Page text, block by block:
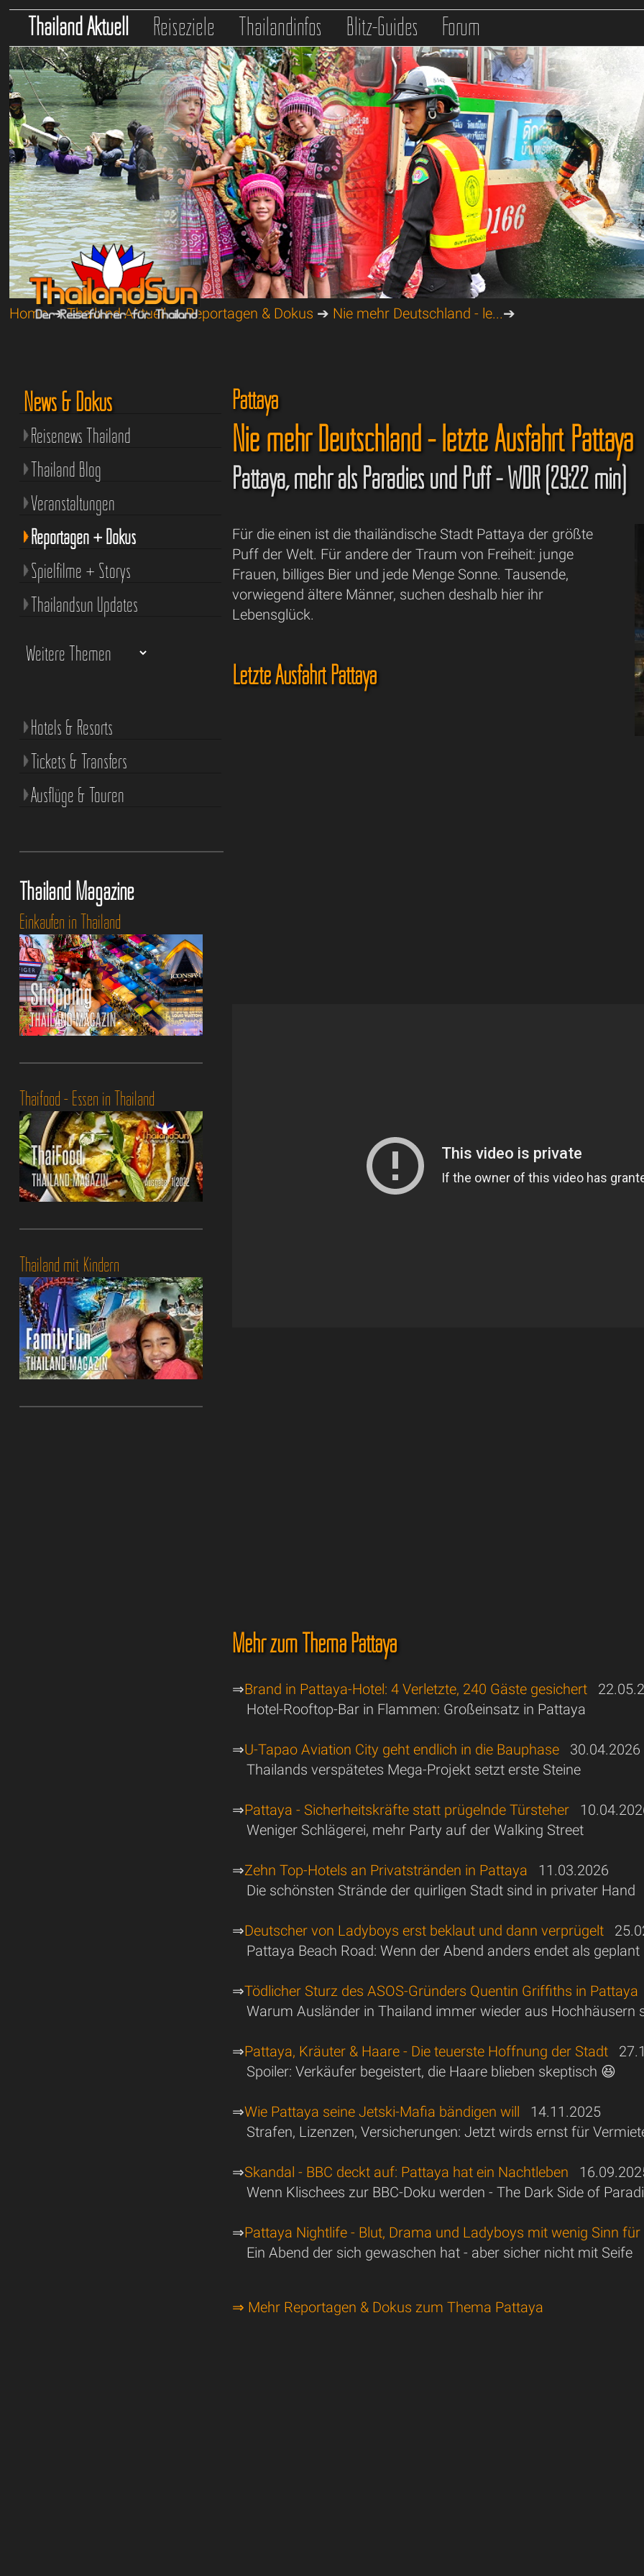
Thailand Aktuell Reiseziele Thailandinfos Blitz-Guides Forum
Home➔Thailand Aktuell➔Reportagen & Dokus ➔ Nie mehr Deutschland - le...➔
Pattaya
Nie mehr Deutschland - letzte Ausfahrt Pattaya
Pattaya, mehr als Paradies und Puff - WDR (29:22 min)
Für die einen ist die thailändische Stadt Pattaya der größte
Puff der Welt. Für andere der Traum von Freiheit: junge
Frauen, billiges Bier und jede Menge Sonne. Tausende,
vorwiegend ältere Männer, suchen deshalb hier ihr
Lebensglück.
Letzte Ausfahrt Pattaya
Mehr zum Thema Pattaya
⇒Brand in Pattaya-Hotel: 4 Verletzte, 240 Gäste gesichert
Hotel-Rooftop-Bar in Flammen: Großeinsatz in Pattaya
⇒U-Tapao Aviation City geht endlich in die Bauphase 30.04.2026
Thailands verspätetes Mega-Projekt setzt erste Steine
⇒Pattaya - Sicherheitskräfte statt prügelnde Türsteher
Weniger Schlägerei, mehr Party auf der Walking Street
⇒Zehn Top-Hotels an Privatstränden in Pattaya 11.03.2026
Die schönsten Strände der quirligen Stadt sind in privater Hand
⇒Deutscher von Ladyboys erst beklaut und dann verprügelt
Pattaya Beach Road: Wenn der Abend anders endet als geplant
⇒Tödlicher Sturz des ASOS-Gründers Quentin Griffiths in Pattaya
Warum Ausländer in Thailand immer wieder aus Hochhäusern
⇒Pattaya, Kräuter & Haare - Die teuerste Hoffnung der Stadt
Spoiler: Verkäufer begeistert, die Haare blieben skeptisch 😆
⇒Wie Pattaya seine Jetski-Mafia bändigen will
14.11.2025
Strafen, Lizenzen, Versicherungen: Jetzt wirds ernst für
⇒Skandal - BBC deckt auf: Pattaya hat ein Nachtleben
Wenn Klischees zur BBC-Doku werden - The Dark Side of
⇒Pattaya Nightlife - Blut, Drama und Ladyboys mit wenig Sinn
Ein Abend der sich gewaschen hat - aber sicher nicht mit Seife
⇒ Mehr Reportagen & Dokus zum Thema Pattaya
News & Dokus
Reisenews Thailand
Thailand Blog
Veranstaltungen
Reportagen + Dokus
Spielfilme + Storys
Thailandsun Updates
Hotels & Resorts
Tickets & Transfers
Ausflüge & Touren
Thailand Magazine
Einkaufen in Thailand
Thaifood - Essen in Thailand
Thailand mit Kindern